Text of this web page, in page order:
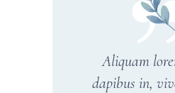
Aliquam
dapibus in,